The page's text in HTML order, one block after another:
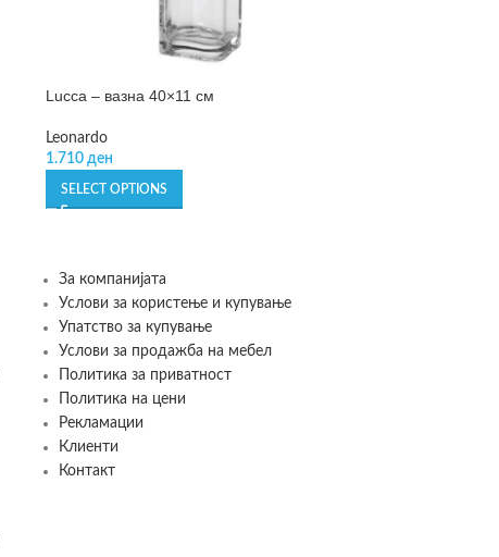
Lucca – вазна 40×11 см
Leonardo
1.710 ден
SELECT OPTIONS
За компанијата
Услови за користење и купување
Упатство за купување
Услови за продажба на мебел
Политика за приватност
Политика на цени
Рекламации
Клиенти
Контакт